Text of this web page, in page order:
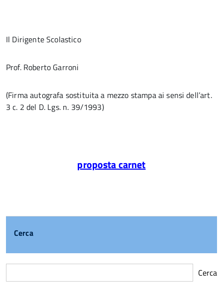
Il Dirigente Scolastico
Prof. Roberto Garroni
(Firma autografa sostituita a mezzo stampa ai sensi dell’art.
3 c. 2 del D. Lgs. n. 39/1993)
proposta carnet
Cerca
Cerca